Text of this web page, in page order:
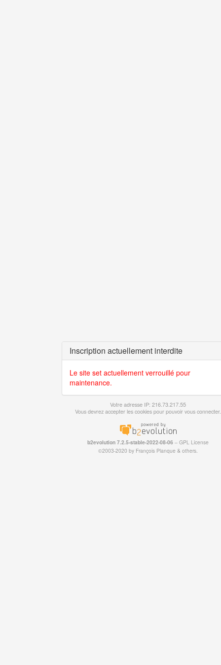
Inscription actuellement interdite
Le site set actuellement verrouillé pour
maintenance.
Votre adresse IP: 216.73.217.55
Vous devrez accepter les cookies pour pouvoir vous connecter.
b2evolution 7.2.5-stable-2022-08-06 – GPL License
©2003-2020 by François Planque & others